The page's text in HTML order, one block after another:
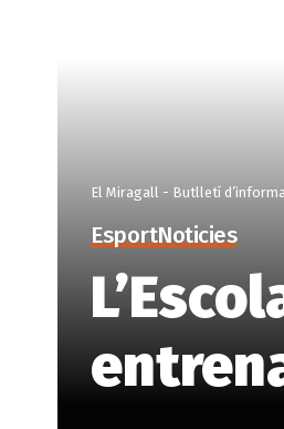
El Miragall - Butlletí
EsportNoticies